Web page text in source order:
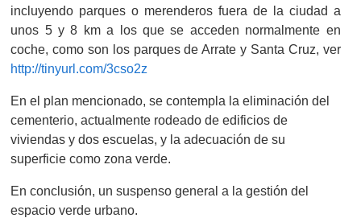
incluyendo parques o merenderos fuera de la ciudad a
unos 5 y 8 km a los que se acceden normalmente en
coche, como son los parques de Arrate y Santa Cruz, ver
http://tinyurl.com/3cso2z
En el plan mencionado, se contempla la eliminación del
cementerio, actualmente rodeado de edificios de
viviendas y dos escuelas, y la adecuación de su
superficie como zona verde.
En conclusión, un suspenso general a la gestión del
espacio verde urbano.